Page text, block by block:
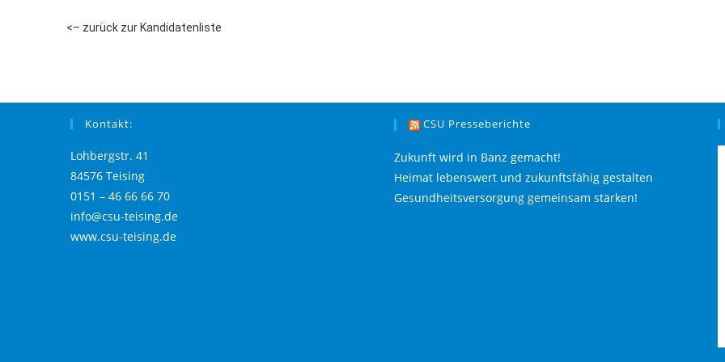
<– zurück zur Kandidatenliste
Kontakt:
Lohbergstr. 41
84576 Teising
0151 – 46 66 66 70
info@csu-teising.de
www.csu-teising.de
CSU Presseberichte
Zukunft wird in Banz gemacht!
Heimat lebenswert und zukunftsfähig gestalten
Gesundheitsversorgung gemeinsam stärken!